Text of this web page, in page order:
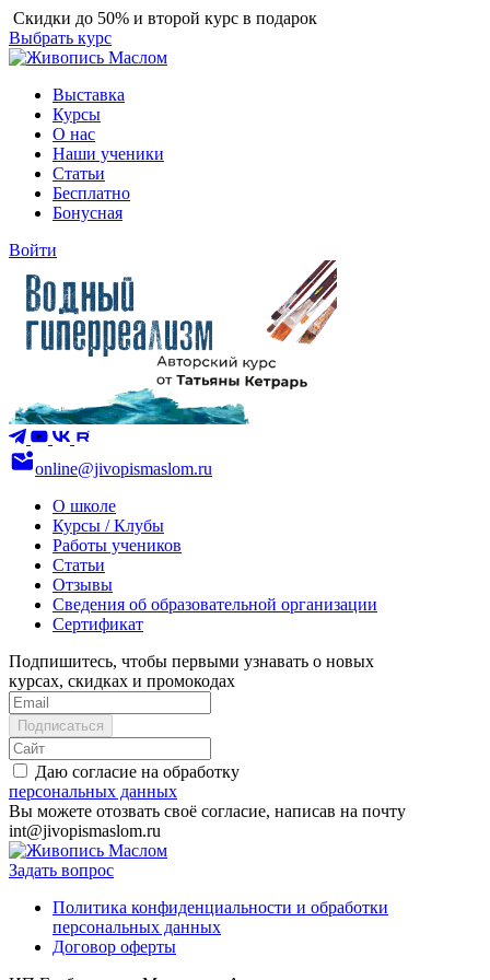
Скидки до 50% и второй курс в подарок
Выбрать курс
Выставка
Курсы
О нас
Наши ученики
Статьи
Бесплатно
Бонусная
Войти
online@jivopismaslom.ru
О школе
Курсы / Клубы
Работы учеников
Статьи
Отзывы
Сведения об образовательной организации
Сертификат
Подпишитесь, чтобы первыми узнавать о новых
курсах, скидках и промокодах
Даю согласие на обработку
персональных данных
Вы можете отозвать своё согласие, написав на почту
int@jivopismaslom.ru
Задать вопрос
Политика конфиденциальности и обработки
персональных данных
Договор оферты